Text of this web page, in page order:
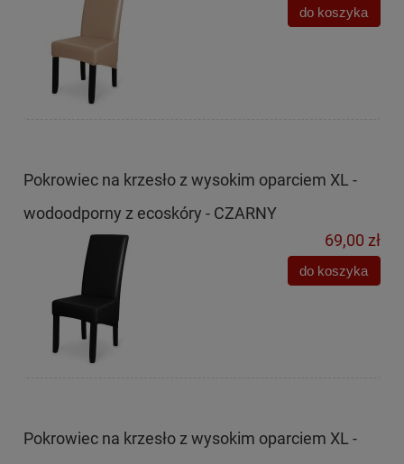
do koszyka
Pokrowiec na krzesło z wysokim oparciem XL -
wodoodporny z ecoskóry - CZARNY
69,00 zł
do koszyka
Pokrowiec na krzesło z wysokim oparciem XL -